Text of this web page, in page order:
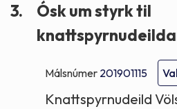
3.
Ósk um styrk til
Málsnúmer 201901115
Knattspyrnudeild